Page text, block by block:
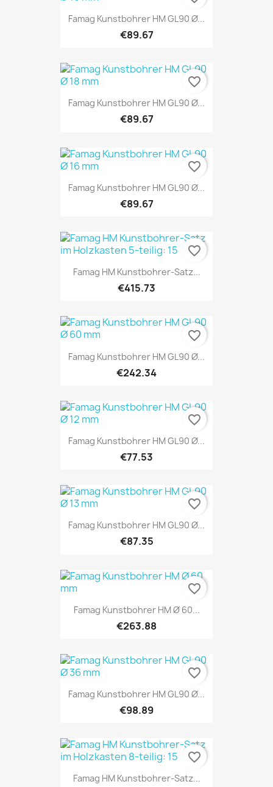
Famag Kunstbohrer HM GL90 Ø...
€89.67
Famag Kunstbohrer HM GL90 Ø...
€89.67
favorite_border
Famag Kunstbohrer HM GL90 Ø...
€89.67
favorite_border
Famag HM Kunstbohrer-Satz...
€415.73
favorite_border
Famag Kunstbohrer HM GL90 Ø...
€242.34
favorite_border
Famag Kunstbohrer HM GL90 Ø...
€77.53
favorite_border
Famag Kunstbohrer HM GL90 Ø...
€87.35
favorite_border
Famag Kunstbohrer HM Ø 60...
€263.88
favorite_border
Famag Kunstbohrer HM GL90 Ø...
€98.89
favorite_border
Famag HM Kunstbohrer-Satz...
favorite_border